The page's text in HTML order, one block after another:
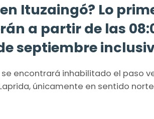
Ituzaingó? Lo
a partir de las
septiembre
se encontrará inhabilitado el paso
únicamente en sentido